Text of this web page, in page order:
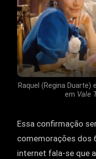
Raquel (Regina Duarte)
em Vale
Essa confirmação
comemorações dos
internet fala-se que